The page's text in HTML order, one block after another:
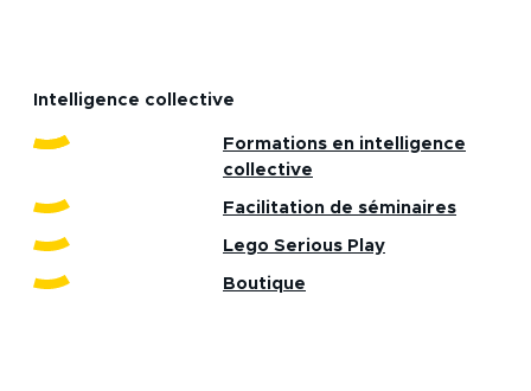
Intelligence collective
Formations en intelligence
collective
Facilitation de séminaires
Lego Serious Play
Boutique